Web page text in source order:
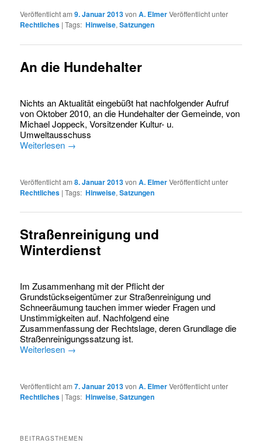
Veröffentlicht am9. Januar 2013vonA. ElmerVeröffentlicht unter
Rechtliches |Tags: Hinweise,Satzungen
An die Hundehalter
Nichts an Aktualität eingebüßt hat nachfolgender Aufruf
von Oktober 2010, an die Hundehalter der Gemeinde, von
Michael Joppeck, Vorsitzender Kultur- u.
Umweltausschuss
Weiterlesen →
Veröffentlicht am8. Januar 2013vonA. ElmerVeröffentlicht unter
Rechtliches |Tags: Hinweise,Satzungen
Straßenreinigung und
Winterdienst
Im Zusammenhang mit der Pflicht der
Grundstückseigentümer zur Straßenreinigung und
Schneeräumung tauchen immer wieder Fragen und
Unstimmigkeiten auf. Nachfolgend eine
Zusammenfassung der Rechtslage, deren Grundlage die
Straßenreinigungssatzung ist.
Weiterlesen →
Veröffentlicht am7. Januar 2013vonA. ElmerVeröffentlicht unter
Rechtliches |Tags: Hinweise,Satzungen
BEITRAGSTHEMEN